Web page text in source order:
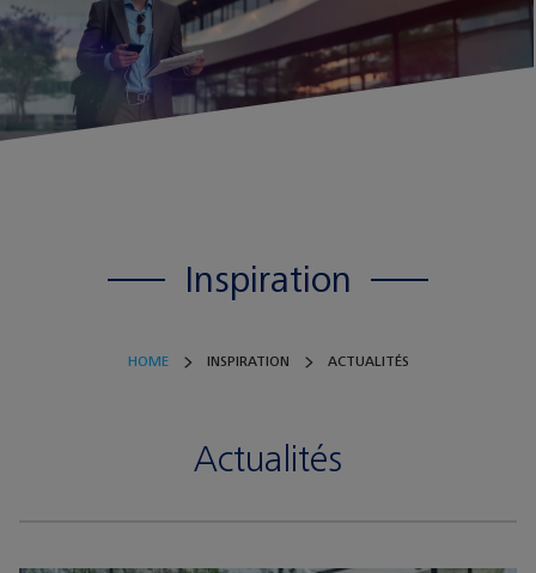
Inspiration
HOME INSPIRATION ACTUALITÉS
Actualités